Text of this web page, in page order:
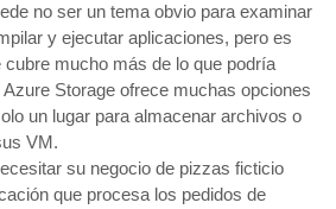
no ser un tema obvio para examinar
y ejecutar aplicaciones, pero es
mucho más de lo que podría
Storage ofrece muchas opciones
un lugar para almacenar archivos o
VM.
su negocio de pizzas ficticio
que procesa los pedidos de